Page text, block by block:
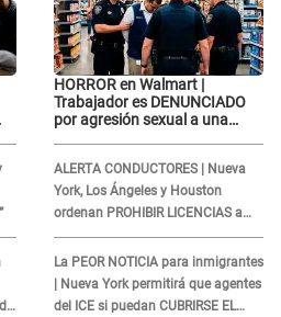
HORROR en Walmart |
Trabajador es DENUNCIADO
por agresión sexual a una
ALERTA CONDUCTORES | Nueva
York, Los Ángeles y Houston
ordenan PROHIBIR LICENCIAS a
quienes no presenten ESTE
DOCUMENTO
La PEOR NOTICIA para inmigrantes
| Nueva York permitirá que agentes
del ICE si puedan CUBRIRSE EL